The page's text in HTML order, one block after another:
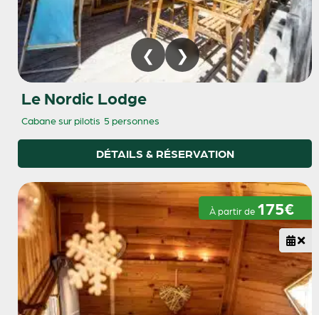
Le Nordic Lodge
Cabane sur pilotis 5 personnes
DÉTAILS & RÉSERVATION
À partir de 175€